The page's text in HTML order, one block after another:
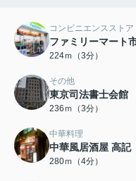
コンビニエンスストア
ファミリーマート
224ｍ（3分）
その他
東京司法書士会館
236ｍ（3分）
中華料理
中華風居酒屋 高記
280ｍ（4分）